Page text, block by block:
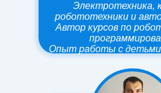
Электротехника,
робототехники и
Автор курсов по
Опыт работыс детьми